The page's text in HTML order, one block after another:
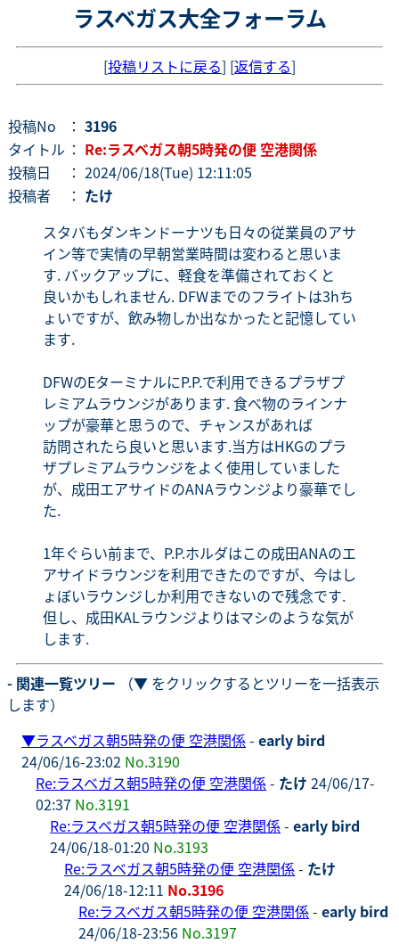
ラスベガス大全フォーラム
[投稿リストに戻る] [返信する]
投稿No ： 3196
タイトル ： Re:ラスベガス朝5時発の便 空港関係
投稿日
： 2024/06/18(Tue) 12:11:05
投稿者
： たけ
スタバもダンキンドーナツも日々の従業員のアサ
イン等で実情の早朝営業時間は変わると思いま
す. バックアップに、軽食を準備されておくと
良いかもしれません. DFWまでのフライトは3hち
ょいですが、飲み物しか出なかったと記憶してい
ます.
DFWのEターミナルにP.P.で利用できるプラザプ
レミアムラウンジがあります. 食べ物のラインナ
ップが豪華と思うので、チャンスがあれば
訪問されたら良いと思います.当方はHKGのプラ
ザプレミアムラウンジをよく使用していました
が、成田エアサイドのANAラウンジより豪華でし
た.
1年ぐらい前まで、P.P.ホルダはこの成田ANAのエ
アサイドラウンジを利用できたのですが、今はし
ょぼいラウンジしか利用できないので残念です.
但し、成田KALラウンジよりはマシのような気が
します.
- 関連一覧ツリー （▼ をクリックするとツリーを一括表示
します）
▼ラスベガス朝5時発の便 空港関係- early bird
24/06/16-23:02 No.3190
Re:ラスベガス朝5時発の便 空港関係- たけ 24/06/17-
02:37 No.3191
Re:ラスベガス朝5時発の便 空港関係- early bird
24/06/18-01:20 No.3193
Re:ラスベガス朝5時発の便 空港関係- たけ
24/06/18-12:11 No.3196
Re:ラスベガス朝5時発の便 空港関係- early bird
24/06/18-23:56 No.3197